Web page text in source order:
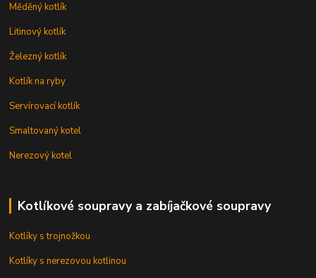
Měděný kotlík
Litinový kotlík
Železný kotlík
Kotlík na ryby
Servírovací kotlík
Smaltovaný kotel
Nerezový kotel
Kotlíkové soupravy a zabíjačkové soupravy
Kotlíky s trojnožkou
Kotlíky s nerezovou kotlinou